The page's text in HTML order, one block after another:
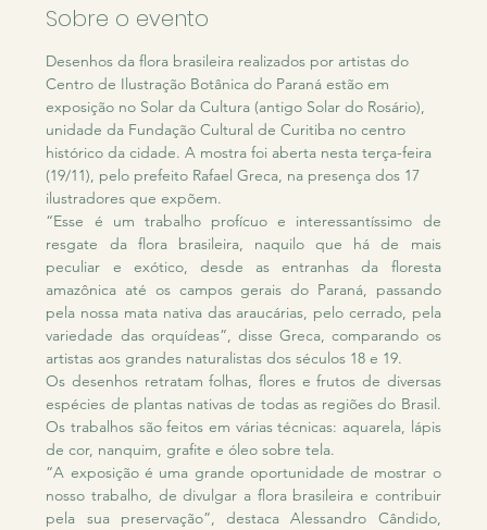
Sobre o evento
Desenhos da flora brasileira realizados por artistas do
Centro de Ilustração Botânica do Paraná estão em
exposição no Solar da Cultura (antigo Solar do Rosário),
unidade da Fundação Cultural de Curitiba no centro
histórico da cidade. A mostra foi aberta nesta terça-feira
(19/11), pelo prefeito Rafael Greca, na presença dos 17
ilustradores que expõem.
“Esse é um trabalho profícuo e interessantíssimo de
resgate da flora brasileira, naquilo que há de mais
peculiar e exótico, desde as entranhas da floresta
amazônica até os campos gerais do Paraná, passando
pela nossa mata nativa das araucárias, pelo cerrado, pela
variedade das orquídeas”, disse Greca, comparando os
artistas aos grandes naturalistas dos séculos 18 e 19.
Os desenhos retratam folhas, flores e frutos de diversas
espécies de plantas nativas de todas as regiões do Brasil.
Os trabalhos são feitos em várias técnicas: aquarela, lápis
de cor, nanquim, grafite e óleo sobre tela.
“A exposição é uma grande oportunidade de mostrar o
nosso trabalho, de divulgar a flora brasileira e contribuir
pela sua preservação”, destaca Alessandro Cândido,